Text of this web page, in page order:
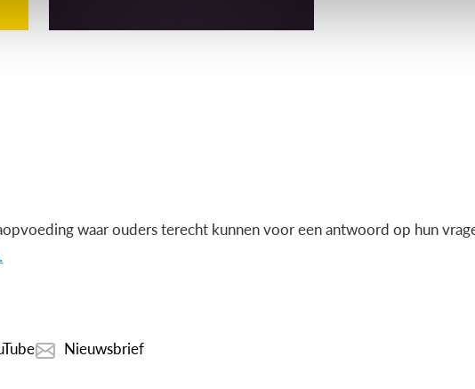
(mee)beslissen! Gelukkig moet
waar ouders terecht kunnen voor een antwoord op hun
Nieuwsbrief